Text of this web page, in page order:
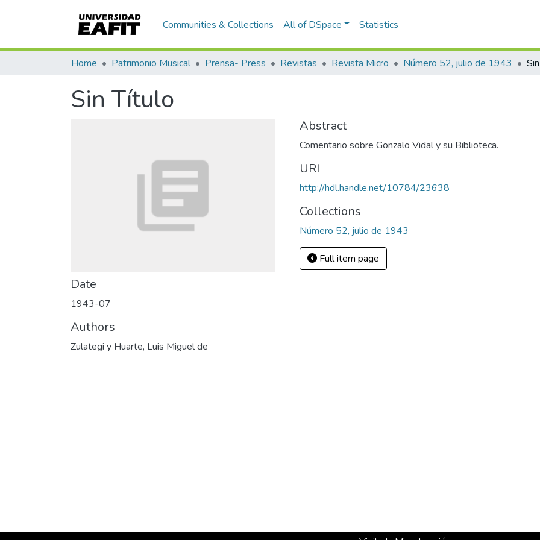
Communities & Collections All of DSpace Statistics
Home Patrimonio Musical Prensa- Press Revistas Revista Micro Número 52, julio de 1943
Sin Título
Date
1943-07
Authors
Zulategi y Huarte, Luis Miguel de
Abstract
Comentario sobre Gonzalo Vidal y su Biblioteca.
URI
http://hdl.handle.net/10784/23638
Collections
Número 52, julio de 1943
Full item page